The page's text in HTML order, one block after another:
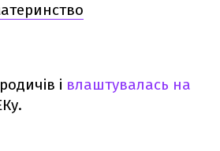
і влаштувалась на